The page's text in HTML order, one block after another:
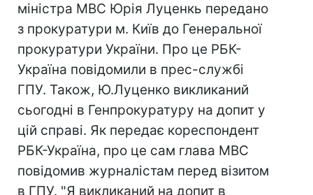
міністра МВС Юрія Луценкь передано
з прокуратури м. Київ до Генеральної
прокуратури України. Про це РБК-
Україна повідомили в прес-службі
ГПУ. Також, Ю.Луценко викликаний
сьогодні в Генпрокуратуру на допит у
цій справі. Як передає кореспондент
РБК-Україна, про це сам глава МВС
повідомив журналістам перед візитом
в ГПУ. "Я викликаний на допит в